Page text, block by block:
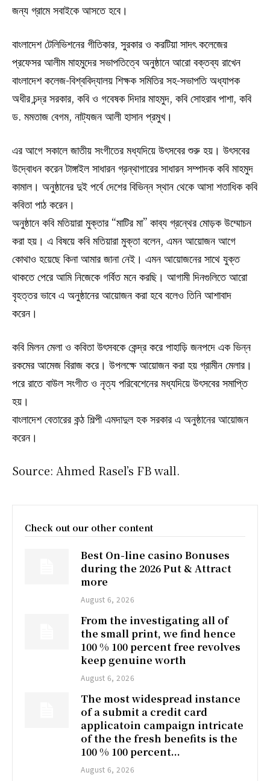
জন্য গ্রামে সবাইকে আসতে হবে।
বাংলাদেশ টেলিভিশনের গীতিকার, সুরকার ও করটিয়া সাদৎ কলেজের
প্রফেসর আলীম মাহমুদের সভাপতিত্বে অনুষ্ঠানে আরো বক্তব্য রাখেন
বাংলাদেশ কলেজ-বিশ্ববিদ্যালয় শিক্ষক সমিতির সহ-সভাপতি অধ্যাপক
অধীর চন্দ্র সরকার, কবি ও গবেষক দিদার মাহমুদ, কবি সোহরাব পাশা, কবি
ড. মমতাজ বেগম, নাট্যজন আলী হাসান প্রমুখ।
এর আগে সকালে জাতীয় সংগীতের মধ্যদিয়ে উৎসবের শুরু হয়। উৎসবের
উদ্বোধন করেন টাঙ্গাইল সাধারন গ্রন্থাগারের সাধারন সম্পাদক কবি মাহমুদ
কামাল। অনুষ্ঠানের দুই পর্বে দেশের বিভিন্ন স্থান থেকে আসা শতাধিক কবি
কবিতা পাঠ করেন।
অনুষ্ঠানে কবি মতিয়ারা মুক্তার “মাটির মা” কাব্য গ্রন্থের মোড়ক উম্মোচন
করা হয়। এ বিষয়ে কবি মতিয়ারা মুক্তা বলেন, এমন আয়োজন আগে
কোথাও হয়েছে কিনা আমার জানা নেই। এমন আয়োজনের সাথে যুক্ত
থাকতে পেরে আমি নিজেকে গর্বিত মনে করছি। আগামী দিনগুলিতে আরো
বৃহত্তর ভাবে এ অনুষ্ঠানের আয়োজন করা হবে বলেও তিনি আশাবাদ
করেন।
কবি মিলন মেলা ও কবিতা উৎসবকে কেন্দ্র করে পাহাড়ি জনপদে এক ভিন্ন
রকমের আমেজ বিরাজ করে। উপলক্ষে আয়োজন করা হয় গ্রামীন মেলার।
পরে রাতে বাউল সংগীত ও নৃত্য পরিবেশেনের মধ্যদিয়ে উৎসবের সমাপ্তি
হয়।
বাংলাদেশ বেতারের কন্ঠ শিল্পী এমদাদুল হক সরকার এ অনুষ্ঠানের আয়োজন
করেন।
Source: Ahmed Rasel’s FB wall.
Check out our other content
Best On-line casino Bonuses
during the 2026 Put & Attract
more
August 6, 2026
From the investigating all of
the small print, we find hence
100 % 100 percent free revolves
keep genuine worth
August 6, 2026
The most widespread instance
of a submit a credit card
applicatoin campaign intricate
of the the fresh benefits is the
100 % 100 percent...
August 6, 2026